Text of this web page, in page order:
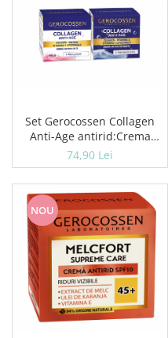
Set Gerocossen Collagen
Anti-Age antirid:Crema
antirid zi+Crema antirid
noapte
74,90 Lei
NOU